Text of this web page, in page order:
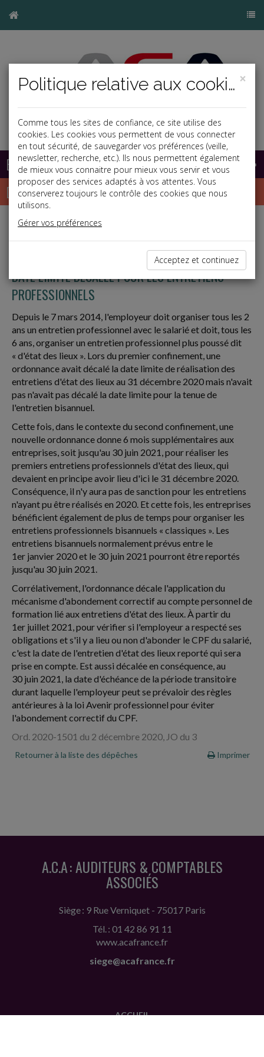
Base documentaire
Dépêches
j
Social
DATE LIMITE DÉCALÉE POUR LES ENTRETIENS
PROFESSIONNELS
Depuis le 7 mars 2014, l'employeur doit organiser tous les 2
ans un entretien professionnel avec le salarié et doit, tous les
6 ans, organiser un entretien professionnel plus poussé dit
« d'état des lieux ». Lors du premier confinement, une
ordonnance avait décalé la date limite de réalisation des
entretiens d'état des lieux au 31 décembre 2020 mais n'avait
pas n'avait pas décalé la date limite pour la tenue de
l'entretien bisannuel.
Cette fois, dans le contexte du second confinement, une
nouvelle ordonnance donne 6 mois supplémentaires aux
entreprises, soit jusqu'au 30 juin 2021, pour réaliser les
premiers entretiens professionnels d'état des lieux, qui
devaient en principe avoir lieu d'ici le 31 décembre 2020.
Conséquence, il n'y aura pas de sanction pour les entretiens
n'ayant pu être réalisés en 2020. Et cette fois, les entreprises
bénéficient également de plus de temps pour organiser les
entretiens professionnels bisannuels « classiques ». Les
entretiens bisannuels normalement prévus entre le
1er janvier 2020 et le 30 juin 2021 pourront être reportés
jusqu'au 30 juin 2021.
Corrélativement, l'ordonnance décale l'application du
mécanisme d'abondement correctif au compte personnel de
formation lié aux entretiens d'état des lieux. À partir du
1er juillet 2021, pour vérifier si l'employeur a respecté ses
obligations et s'il y a lieu ou non d'abonder le CPF du salarié,
c'est la date de l'entretien d'état des lieux reporté qui sera
prise en compte. Est aussi décalée en conséquence, au
30 juin 2021, la date d'échéance de la période transitoire
durant laquelle l'employeur peut se prévaloir des règles
antérieures à la loi Avenir professionnel pour éviter
l'abondement correctif du CPF.
Ord. 2020-1501 du 2 décembre 2020, JO du 3
Retourner à la liste des dépêches Imprimer
A.C.A : AUDITEURS & COMPTABLES
ASSOCIÉS
Siège : 9 Rue Verniquet - 75017 Paris
Tél. : 01 42 86 91 11
www.acafrance.fr
siege@acafrance.fr
ACCUEIL
×
Politique relative aux cookies
Comme tous les sites de confiance, ce site utilise des
cookies. Les cookies vous permettent de vous connecter
en tout sécurité, de sauvegarder vos préférences (veille,
newsletter, recherche, etc.). Ils nous permettent également
de mieux vous connaitre pour mieux vous servir et vous
proposer des services adaptés à vos attentes. Vous
conserverez toujours le contrôle des cookies que nous
utilisons.
Gérer vos préférences
Acceptez et continuez